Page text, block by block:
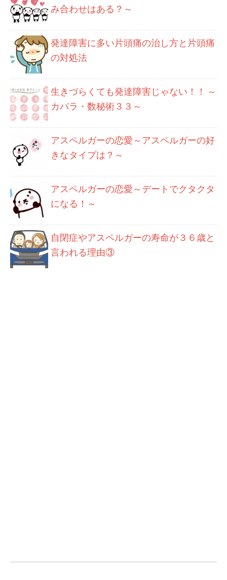
み合わせはある？～
発達障害に多い片頭痛の治し方と片頭痛
の対処法
生きづらくても発達障害じゃない！！ ～
カバラ・数秘術３３～
アスペルガーの恋愛～アスペルガーの好
きなタイプは？～
アスペルガーの恋愛～デートでクタクタ
になる！～
自閉症やアスペルガーの寿命が３６歳と
言われる理由③